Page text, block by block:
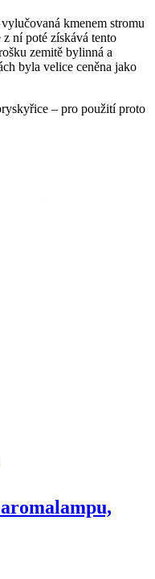
kmenem stromu
ní poté získává tento
zemitě bylinná a
byla velice ceněna jako
– pro použití proto